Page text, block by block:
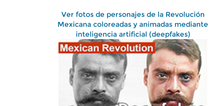
Ver fotos de personajes de la Revolución
Mexicana coloreadas y animadas mediante
inteligencia artificial (deepfakes)